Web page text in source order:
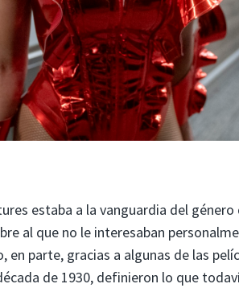
estaba a la vanguardia del
al que no le interesaban
en parte, gracias a algunas de las
de 1930, definieron lo que